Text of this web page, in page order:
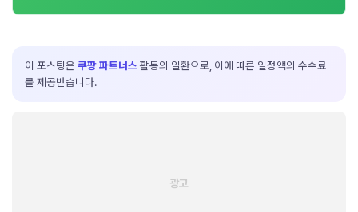
이 포스팅은 쿠팡 파트너스 활동의 일환으로, 이에 따른 일정액의 수수료
를 제공받습니다.